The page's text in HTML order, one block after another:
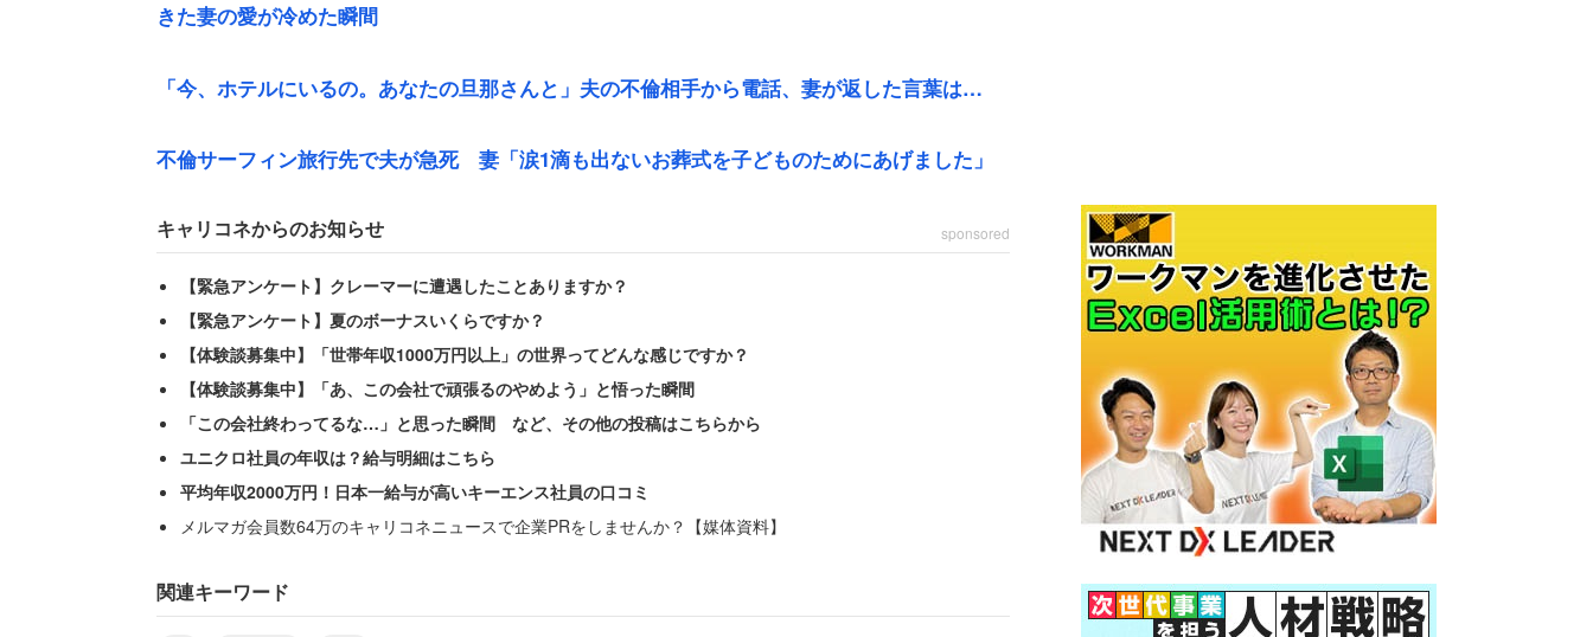
好き』の文字やハートマーク。衝撃を受けその日は眠れませんでした」
新婚早々裏切りが発覚し動揺したものの、「ただの浮気ならと我慢していました」と女性はこ
こで耐えてしまった。ところが、夫が複数の相手と不倫していることが発覚。しかも、不倫と
認識して関係をもった女性だけでなく、夫に独身と偽られて恋愛をしていた女性もいた。
「しかも実家に挨拶にまで行って結婚の約束までした人もいました」
さらに複数の不倫相手のうち、1人は「結婚式に参列していた！」というから驚きだ。ここま
で詳細が知れたということは、夫は不倫を隠そうともしていなかったのだろう。しかし女性は
きた妻の愛が冷めた瞬間
「今、ホテルにいるの。あなたの旦那さんと」夫の不倫相手から電話、妻が返した言葉は…
不倫サーフィン旅行先で夫が急死 妻「涙1滴も出ないお葬式を子どものためにあげました」
キャリコネからのお知らせ sponsored
【緊急アンケート】クレーマーに遭遇したことありますか？
【緊急アンケート】夏のボーナスいくらですか？
【体験談募集中】「世帯年収1000万円以上」の世界ってどんな感じですか？
【体験談募集中】「あ、この会社で頑張るのやめよう」と悟った瞬間
「この会社終わってるな…」と思った瞬間 など、その他の投稿はこちらから
ユニクロ社員の年収は？給与明細はこちら
平均年収2000万円！日本一給与が高いキーエンス社員の口コミ
メルマガ会員数64万のキャリコネニュースで企業PRをしませんか？【媒体資料】
関連キーワード